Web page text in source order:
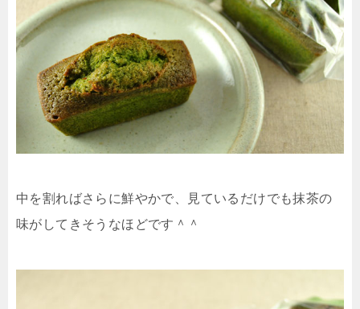
中を割ればさらに鮮やかで、見ているだけでも抹茶の
味がしてきそうなほどです＾＾